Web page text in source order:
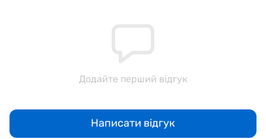
Додайте перший відгук
Написати відгук